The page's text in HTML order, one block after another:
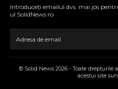
Introduceţi emailul dvs. mai jos
ul SolidNews.ro
© Solid News 2026 - Toate
acestui site